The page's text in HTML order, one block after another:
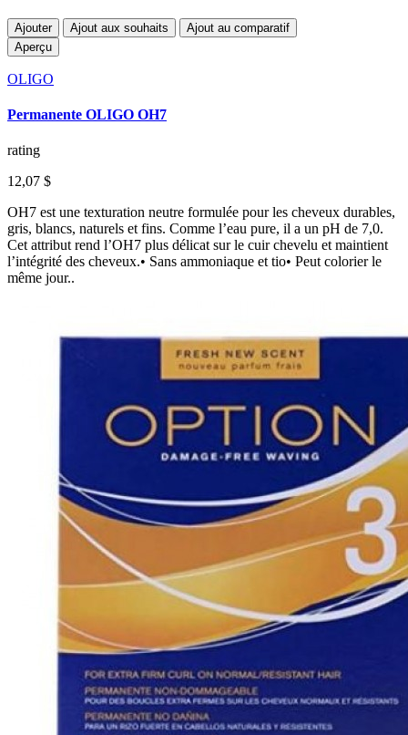
Ajouter Ajout aux souhaits
Ajout au comparatif
Aperçu
OLIGO
Permanente OLIGO OH7
rating
12,07 $
OH7 est une texturation neutre formulée pour les cheveux durables,
gris, blancs, naturels et fins. Comme l’eau pure, il a un pH de 7,0.
Cet attribut rend l’OH7 plus délicat sur le cuir chevelu et maintient
l’intégrité des cheveux.• Sans ammoniaque et tio• Peut colorier le
même jour..